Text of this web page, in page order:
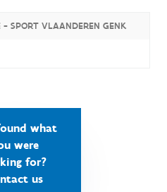
SPORT VLAANDEREN GENK
what
were
for?
us